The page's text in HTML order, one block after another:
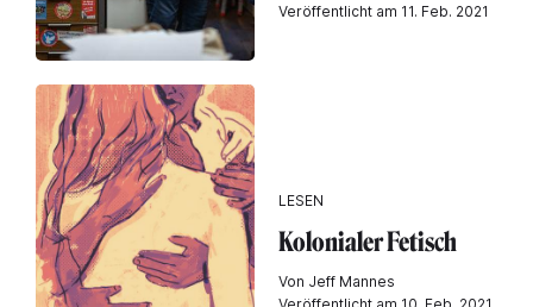
Veröffentlicht am 11. Feb. 2021
LESEN
Kolonialer Fetisch
Von Jeff Mannes
Veröffentlicht am 10. Feb. 2021